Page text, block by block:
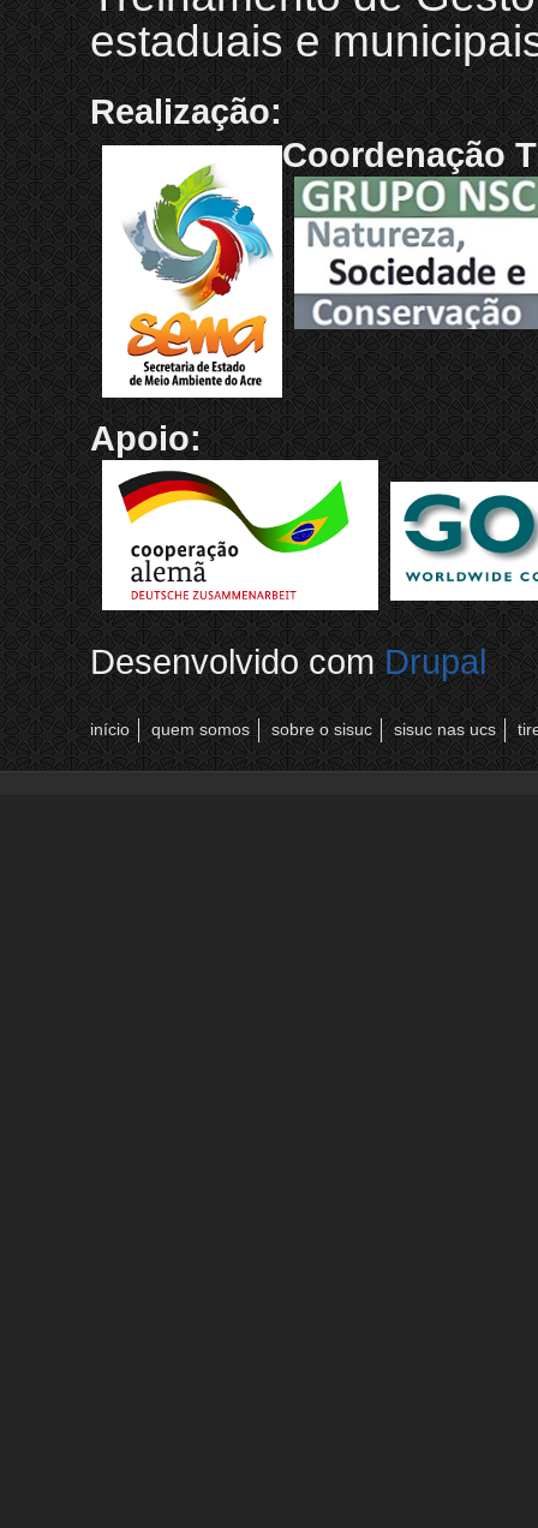
estaduais e
Realização:
Coordenação
Apoio:
Desenvolvido com Drupal
início quem somos sobre o sisuc sisuc nas ucs